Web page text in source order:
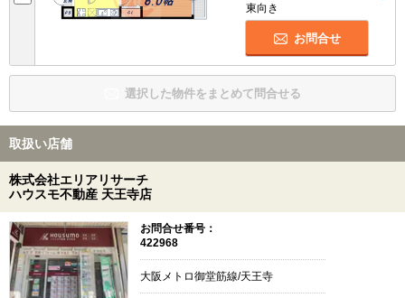
東向き
お問合せ
選択した物件をまとめて問合せる
取扱い店舗
株式会社エリアリサーチ
ハウスモ不動産 天王寺店
お問合せ番号：
422968
大阪メトロ御堂筋線/天王寺